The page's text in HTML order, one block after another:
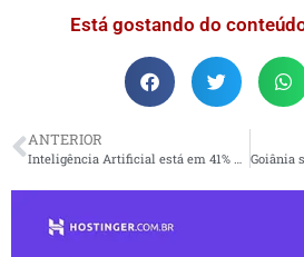
Está gostando do
ANTERIOR